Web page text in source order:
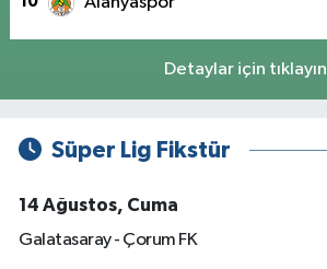
Detaylar için tıklayın
Süper Lig Fikstür
14 Ağustos, Cuma
Galatasaray - Çorum FK